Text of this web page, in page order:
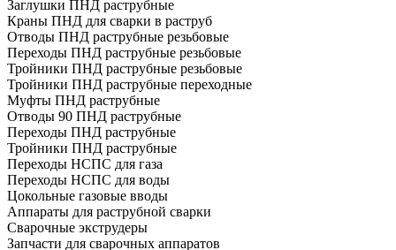
Заглушки ПНД раструбные
Краны ПНД для сварки в раструб
Отводы ПНД раструбные резьбовые
Переходы ПНД раструбные резьбовые
Тройники ПНД раструбные резьбовые
Тройники ПНД раструбные переходные
Муфты ПНД раструбные
Отводы 90 ПНД раструбные
Переходы ПНД раструбные
Тройники ПНД раструбные
Переходы НСПС для газа
Переходы НСПС для воды
Цокольные газовые вводы
Аппараты для раструбной сварки
Сварочные экструдеры
Запчасти для сварочных аппаратов